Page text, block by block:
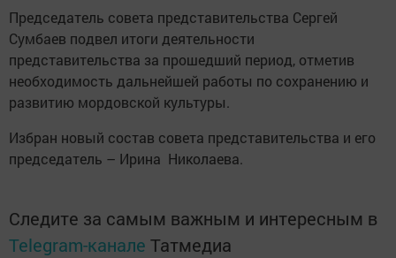
Председатель совета представительства Сергей
Сумбаев подвел итоги деятельности
представительства за прошедший период, отметив
необходимость дальнейшей работы по сохранению и
развитию мордовской культуры.
Избран новый состав совета представительства и его
председатель – Ирина Николаева.
Следите за самым важным и интересным в
Telegram-канале Татмедиа